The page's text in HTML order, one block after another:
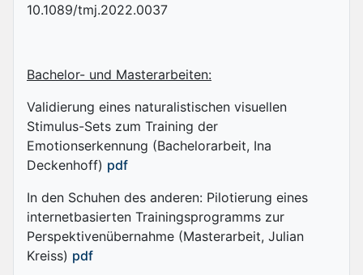
10.1089/tmj.2022.0037
Bachelor- und Masterarbeiten:
Validierung eines naturalistischen visuellen
Stimulus-Sets zum Training der
Emotionserkennung (Bachelorarbeit, Ina
Deckenhoff) pdf
In den Schuhen des anderen: Pilotierung eines
internetbasierten Trainingsprogramms zur
Perspektivenübernahme (Masterarbeit, Julian
Kreiss) pdf